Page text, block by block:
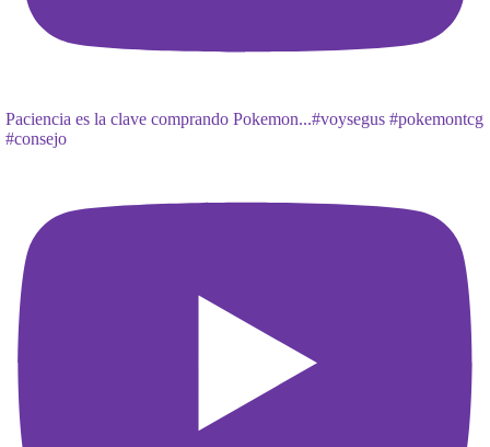
Paciencia es la clave comprando Pokemon...#voysegus #pokemontcg
#consejo